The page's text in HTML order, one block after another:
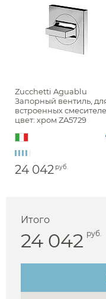
Zucchetti Aguablu
Запорный вентиль,
встроенных
цвет: хром ZA5729
24 042 руб.
Итого
24 042 руб.